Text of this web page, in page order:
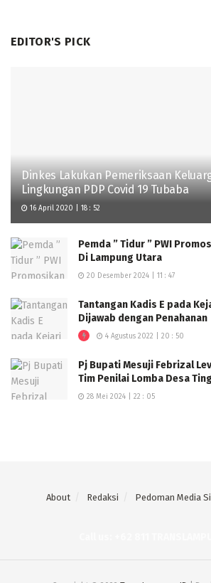
EDITOR'S PICK
Dinkes Lakukan Pemeriksaan
Lingkungan PDP Covid 19 Tubaba
16 April 2020 | 18 : 52
Pemda ” Tidur ” PWI
Di Lampung Utara
20 Desember 2024 | 11 : 47
Tantangan Kadis E pada
Dijawab dengan Penahanan
4 Agustus 2022 | 20 : 50
Pj Bupati Mesuji Febrizal
Tim Penilai Lomba Desa
28 Mei 2024 | 22 : 05
About Redaksi Pedoman Media